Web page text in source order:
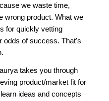
we waste time,
wrong product. What we
for quickly vetting
odds of success. That's
takes you through
product/market fit for
ideas and concepts